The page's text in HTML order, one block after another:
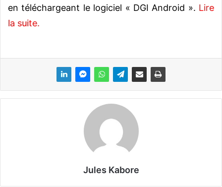
en téléchargeant le logiciel « DGI Android ». Lire
la suite.
Jules Kabore